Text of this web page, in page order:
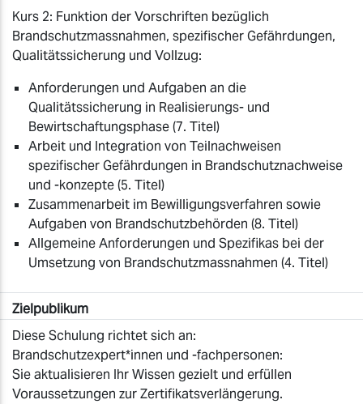
Kurs 2: Funktion der Vorschriften bezüglich
Brandschutzmassnahmen, spezifischer Gefährdungen,
Qualitätssicherung und Vollzug:
Anforderungen und Aufgaben an die
Qualitätssicherung in Realisierungs- und
Bewirtschaftungsphase (7. Titel)
Arbeit und Integration von Teilnachweisen
spezifischer Gefährdungen in Brandschutznachweise
und -konzepte (5. Titel)
Zusammenarbeit im Bewilligungsverfahren sowie
Aufgaben von Brandschutzbehörden (8. Titel)
Allgemeine Anforderungen und Spezifikas bei der
Umsetzung von Brandschutzmassnahmen (4. Titel)
Zielpublikum
Diese Schulung richtet sich an:
Brandschutzexpert*innen und -fachpersonen:
Sie aktualisieren Ihr Wissen gezielt und erfüllen
Voraussetzungen zur Zertifikatsverlängerung.